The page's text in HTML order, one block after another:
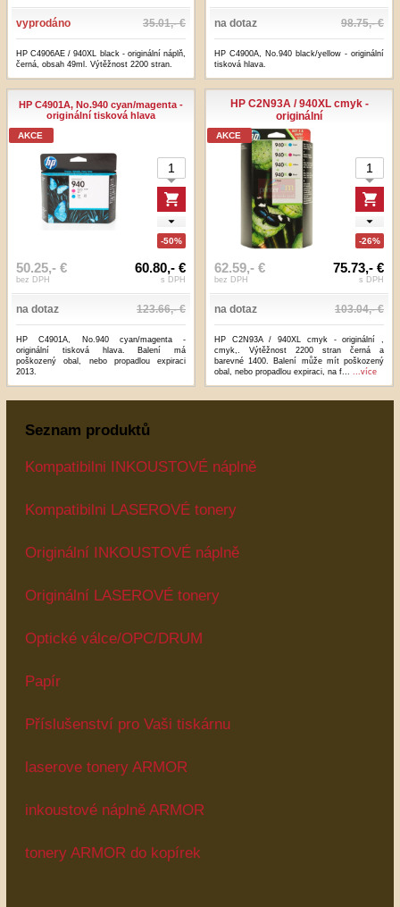
vyprodáno 35.01,- €
HP C4906AE / 940XL black - originální náplň,
černá, obsah 49ml. Výtěžnost 2200 stran.
na dotaz 98.75,- €
HP C4900A, No.940 black/yellow - originální
tisková hlava.
HP C4901A, No.940 cyan/magenta -
originální tisková hlava
AKCE
-50%
50.25,- €
bez DPH
60.80,- €
s DPH
na dotaz 123.66,- €
HP C4901A, No.940 cyan/magenta -
originální tisková hlava. Balení má
poškozený obal, nebo propadlou expiraci
2013.
HP C2N93A / 940XL cmyk -
originální
AKCE
-26%
62.59,- €
bez DPH
75.73,- €
s DPH
na dotaz 103.04,- €
HP C2N93A / 940XL cmyk - originální ,
cmyk,. Výtěžnost 2200 stran černá a
barevné 1400. Balení může mít poškozený
obal, nebo propadlou expiraci, na f... ...více
Seznam produktů
Kompatibilni INKOUSTOVÉ náplně
Kompatibilni LASEROVÉ tonery
Originální INKOUSTOVÉ náplně
Originální LASEROVÉ tonery
Optické válce/OPC/DRUM
Papír
Příslušenství pro Vaši tiskárnu
laserove tonery ARMOR
inkoustové náplně ARMOR
tonery ARMOR do kopírek